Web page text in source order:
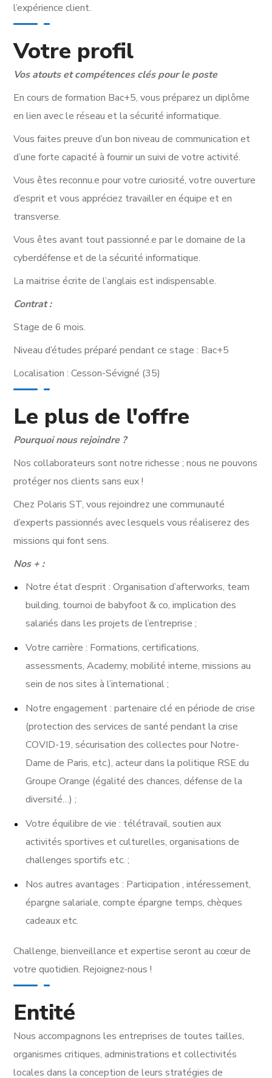
l’expérience client.
Votre profil
Vos atouts et compétences clés pour le poste
En cours de formation Bac+5, vous préparez un diplôme
en lien avec le réseau et la sécurité informatique.
Vous faites preuve d’un bon niveau de communication et
d’une forte capacité à fournir un suivi de votre activité.
Vous êtes reconnu.e pour votre curiosité, votre ouverture
d’esprit et vous appréciez travailler en équipe et en
transverse.
Vous êtes avant tout passionné.e par le domaine de la
cyberdéfense et de la sécurité informatique.
La maitrise écrite de l’anglais est indispensable.
Contrat :
Stage de 6 mois.
Niveau d’études préparé pendant ce stage : Bac+5
Localisation : Cesson-Sévigné (35)
Le plus de l'offre
Pourquoi nous rejoindre ?
Nos collaborateurs sont notre richesse ; nous ne pouvons
protéger nos clients sans eux !
Chez Polaris ST, vous rejoindrez une communauté
d’experts passionnés avec lesquels vous réaliserez des
missions qui font sens.
Nos + :
Notre état d’esprit : Organisation d’afterworks, team
building, tournoi de babyfoot & co, implication des
salariés dans les projets de l’entreprise ;
Votre carrière : Formations, certifications,
assessments, Academy, mobilité interne, missions au
sein de nos sites à l’international ;
Notre engagement : partenaire clé en période de crise
(protection des services de santé pendant la crise
COVID-19, sécurisation des collectes pour Notre-
Dame de Paris, etc.), acteur dans la politique RSE du
Groupe Orange (égalité des chances, défense de la
diversité…) ;
Votre équilibre de vie : télétravail, soutien aux
activités sportives et culturelles, organisations de
challenges sportifs etc. ;
Nos autres avantages : Participation , intéressement,
épargne salariale, compte épargne temps, chèques
cadeaux etc.
Challenge, bienveillance et expertise seront au cœur de
votre quotidien. Rejoignez-nous !
Entité
Nous accompagnons les entreprises de toutes tailles,
organismes critiques, administrations et collectivités
locales dans la conception de leurs stratégies de